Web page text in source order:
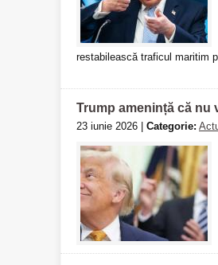
restabilească traficul maritim
Trump amenință că nu
23 iunie 2026 | Categorie: